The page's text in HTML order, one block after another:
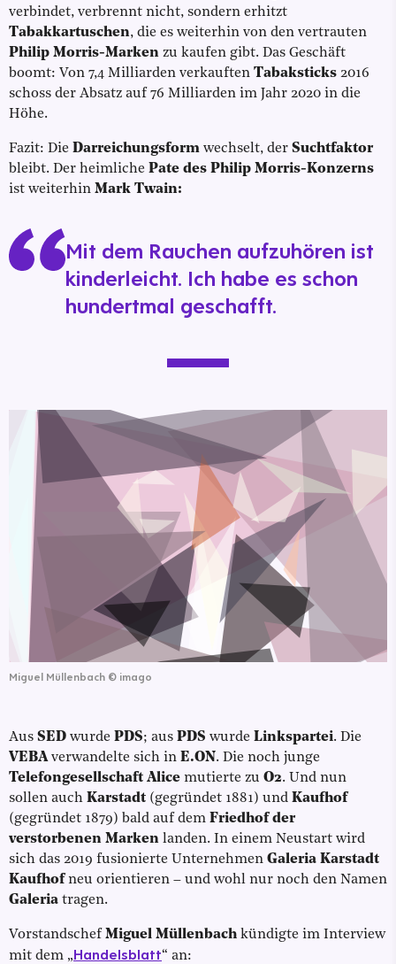
verbindet, verbrennt nicht, sondern erhitzt
Tabakkartuschen, die es weiterhin von den vertrauten
Philip Morris-Marken zu kaufen gibt. Das Geschäft
boomt: Von 7,4 Milliarden verkauften Tabaksticks 2016
schoss der Absatz auf 76 Milliarden im Jahr 2020 in die
Höhe.
Fazit: Die Darreichungsform wechselt, der Suchtfaktor
bleibt. Der heimliche Pate des Philip Morris-Konzerns
ist weiterhin Mark Twain:
Mit dem Rauchen aufzuhören ist
kinderleicht. Ich habe es schon
hundertmal geschafft.
Miguel Müllenbach © imago
Aus SED wurde PDS; aus PDS wurde Linkspartei. Die
VEBAverwandelte sich in E.ON. Die noch junge
Telefongesellschaft Alice mutierte zu O2. Und nun
sollen auch Karstadt (gegründet 1881) und Kaufhof
(gegründet 1879) bald auf dem Friedhof der
verstorbenen Marken landen. In einem Neustart wird
sich das 2019 fusionierte Unternehmen Galeria Karstadt
Kaufhofneu orientieren – und wohl nur noch den Namen
Galeria tragen.
Vorstandschef Miguel Müllenbach kündigte im Interview
mit dem „Handelsblatt“ an: